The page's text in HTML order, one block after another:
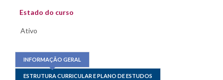
Estado do curso
INFORMAÇÃO GERAL
ESTRUTURA CURRICULAR E PLANO DE ESTUDOS